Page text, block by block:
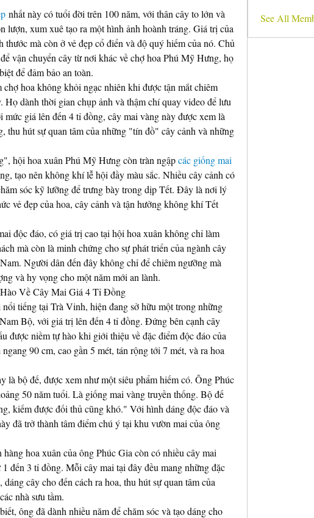
nhất này có tuổi đời trên 100 năm, với thân cây to lớn và
lượn, xum xuê tạo ra một hình ảnh hoành tráng. Giá trị của
mà còn ở vẻ đẹp cổ điển và độ quý hiếm của nó. Chủ
vận chuyển cây từ nơi khác về chợ hoa Phú Mỹ Hưng, họ
để đảm bảo an toàn.
hoa không khỏi ngạc nhiên khi được tận mắt chiêm
dành thời gian chụp ảnh và thậm chí quay video để lưu
giá lên đến 4 tỉ đồng, cây mai vàng này được xem là
thu hút sự quan tâm của những "tín đồ" cây cảnh và những
hội hoa xuân Phú Mỹ Hưng còn tràn ngập các giống mai
tạo nên không khí lễ hội đầy màu sắc. Nhiều cây cảnh có
sóc kỹ lưỡng để trưng bày trong dịp Tết. Đây là nơi lý
vẻ đẹp của hoa, cây cảnh và tận hưởng không khí Tết
độc đáo, có giá trị cao tại hội hoa xuân không chỉ làm
mà còn là minh chứng cho sự phát triển của ngành cây
Người dân đến đây không chỉ để chiêm ngưỡng mà
và hy vọng cho một năm mới an lành.
Về Cây Mai Giá 4 Tỉ Đồng
tiếng tại Trà Vinh, hiện đang sở hữu một trong những
Bộ, với giá trị lên đến 4 tỉ đồng. Đứng bên cạnh cây
được niềm tự hào khi giới thiệu về đặc điểm độc đáo của
90 cm, cao gần 5 mét, tán rộng tới 7 mét, và ra hoa
là bộ đế, được xem như một siêu phẩm hiếm có. Ông Phúc
50 năm tuổi. Là giống mai vàng truyền thống. Bộ đế
kiếm được đối thủ cũng khó." Với hình dáng độc đáo và
đã trở thành tâm điểm chú ý tại khu vườn mai của ông
hoa xuân của ông Phúc Gia còn có nhiều cây mai
đến 3 tỉ đồng. Mỗi cây mai tại đây đều mang những đặc
cây cho đến cách ra hoa, thu hút sự quan tâm của
nhà sưu tầm.
ông đã dành nhiều năm để chăm sóc và tạo dáng cho
See All